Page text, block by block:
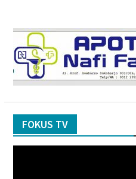
FOKUS TV